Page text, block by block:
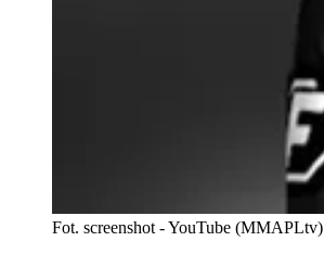
Fot. screenshot - YouTube (MMAPLtv)